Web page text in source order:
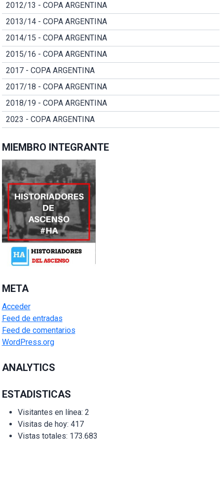
2012/13 - COPA ARGENTINA
2013/14 - COPA ARGENTINA
2014/15 - COPA ARGENTINA
2015/16 - COPA ARGENTINA
2017 - COPA ARGENTINA
2017/18 - COPA ARGENTINA
2018/19 - COPA ARGENTINA
2023 - COPA ARGENTINA
MIEMBRO INTEGRANTE
META
Acceder
Feed de entradas
Feed de comentarios
WordPress.org
ANALYTICS
ESTADISTICAS
Visitantes en línea: 2
Visitas de hoy: 417
Vistas totales: 173.683